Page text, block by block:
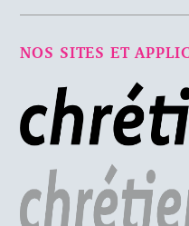
NOS SITES ET